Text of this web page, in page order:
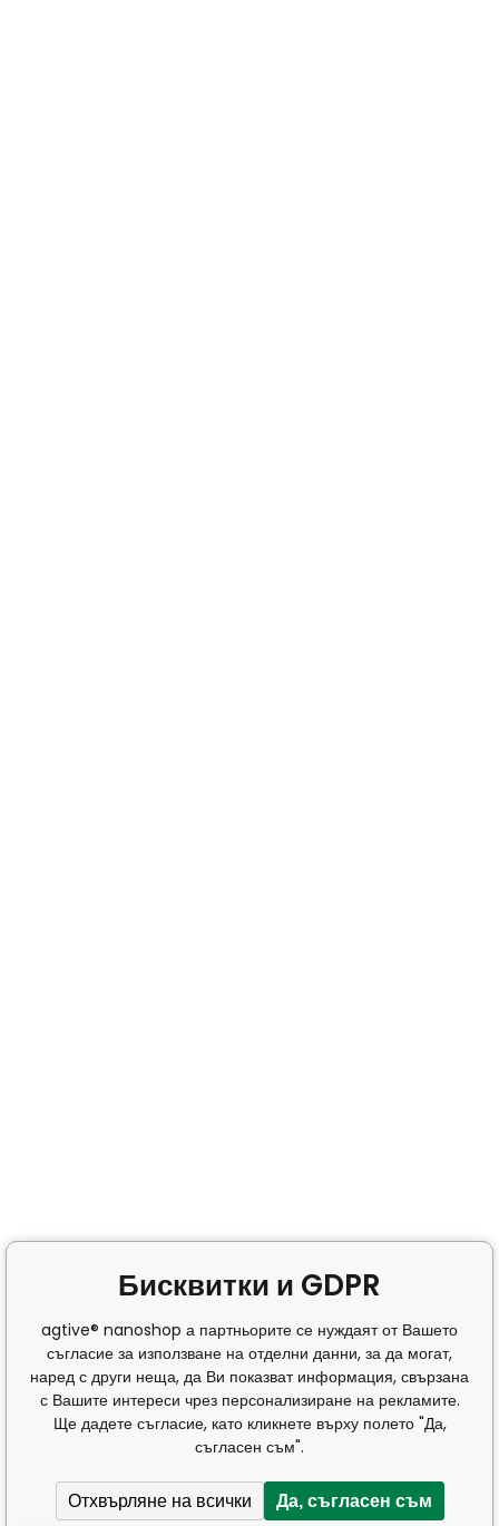
Бисквитки и GDPR
agtive® nanoshop а партньорите се нуждаят от Вашето
съгласие за използване на отделни данни, за да могат,
наред с други неща, да Ви показват информация, свързана
с Вашите интереси чрез персонализиране на рекламите.
Ще дадете съгласие, като кликнете върху полето "Да,
съгласен съм".
Отхвърляне на всички Да, съгласен съм